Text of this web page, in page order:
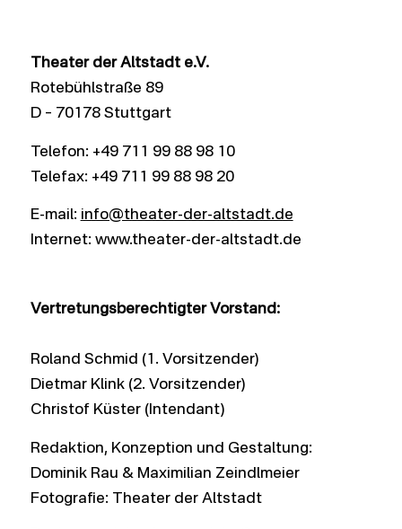
Theater der Altstadt e.V.
Rotebühlstraße 89
D – 70178 Stuttgart
Telefon: +49 711 99 88 98 10
Telefax: +49 711 99 88 98 20
E-mail: info@theater-der-altstadt.de
Internet: www.theater-der-altstadt.de
Vertretungsberechtigter Vorstand:
Roland Schmid (1. Vorsitzender)
Dietmar Klink (2. Vorsitzender)
Christof Küster (Intendant)
Redaktion, Konzeption und Gestaltung:
Dominik Rau & Maximilian Zeindlmeier
Fotografie: Theater der Altstadt